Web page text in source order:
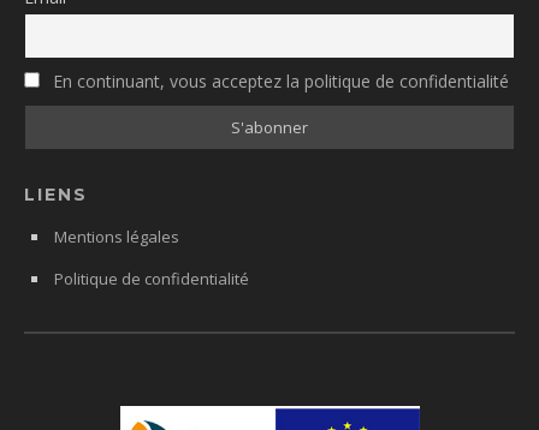
En continuant, vous acceptez la politique de confidentialité
LIENS
Mentions légales
Politique de confidentialité